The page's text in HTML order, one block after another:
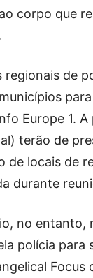
corpo que
de
Europe 1.
terão de
de locais de
durante
no entanto,
polícia para